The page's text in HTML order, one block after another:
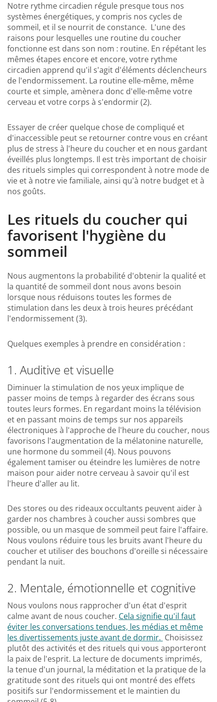
Notre rythme circadien régule presque tous nos
systèmes énergétiques, y compris nos cycles de
sommeil, et il se nourrit de constance. L'une des
raisons pour lesquelles une routine du coucher
fonctionne est dans son nom : routine. En répétant les
mêmes étapes encore et encore, votre rythme
circadien apprend qu'il s'agit d'éléments déclencheurs
de l'endormissement. La routine elle-même, même
courte et simple, amènera donc d'elle-même votre
cerveau et votre corps à s'endormir (2).
Essayer de créer quelque chose de compliqué et
d'inaccessible peut se retourner contre vous en créant
plus de stress à l'heure du coucher et en nous gardant
éveillés plus longtemps. Il est très important de choisir
des rituels simples qui correspondent à notre mode de
vie et à notre vie familiale, ainsi qu'à notre budget et à
nos goûts.
Les rituels du coucher qui
favorisent l'hygiène du
sommeil
Nous augmentons la probabilité d'obtenir la qualité et
la quantité de sommeil dont nous avons besoin
lorsque nous réduisons toutes les formes de
stimulation dans les deux à trois heures précédant
l'endormissement (3).
Quelques exemples à prendre en considération :
1. Auditive et visuelle
Diminuer la stimulation de nos yeux implique de
passer moins de temps à regarder des écrans sous
toutes leurs formes. En regardant moins la télévision
et en passant moins de temps sur nos appareils
électroniques à l'approche de l'heure du coucher, nous
favorisons l'augmentation de la mélatonine naturelle,
une hormone du sommeil (4). Nous pouvons
également tamiser ou éteindre les lumières de notre
maison pour aider notre cerveau à savoir qu'il est
l'heure d'aller au lit.
Des stores ou des rideaux occultants peuvent aider à
garder nos chambres à coucher aussi sombres que
possible, ou un masque de sommeil peut faire l'affaire.
Nous voulons réduire tous les bruits avant l'heure du
coucher et utiliser des bouchons d'oreille si nécessaire
pendant la nuit.
2. Mentale, émotionnelle et cognitive
Nous voulons nous rapprocher d'un état d'esprit
calme avant de nous coucher. Cela signifie qu'il faut
éviter les conversations tendues, les médias et même
les divertissements juste avant de dormir. Choisissez
plutôt des activités et des rituels qui vous apporteront
la paix de l'esprit. La lecture de documents imprimés,
la tenue d'un journal, la méditation et la pratique de la
gratitude sont des rituels qui ont montré des effets
positifs sur l'endormissement et le maintien du